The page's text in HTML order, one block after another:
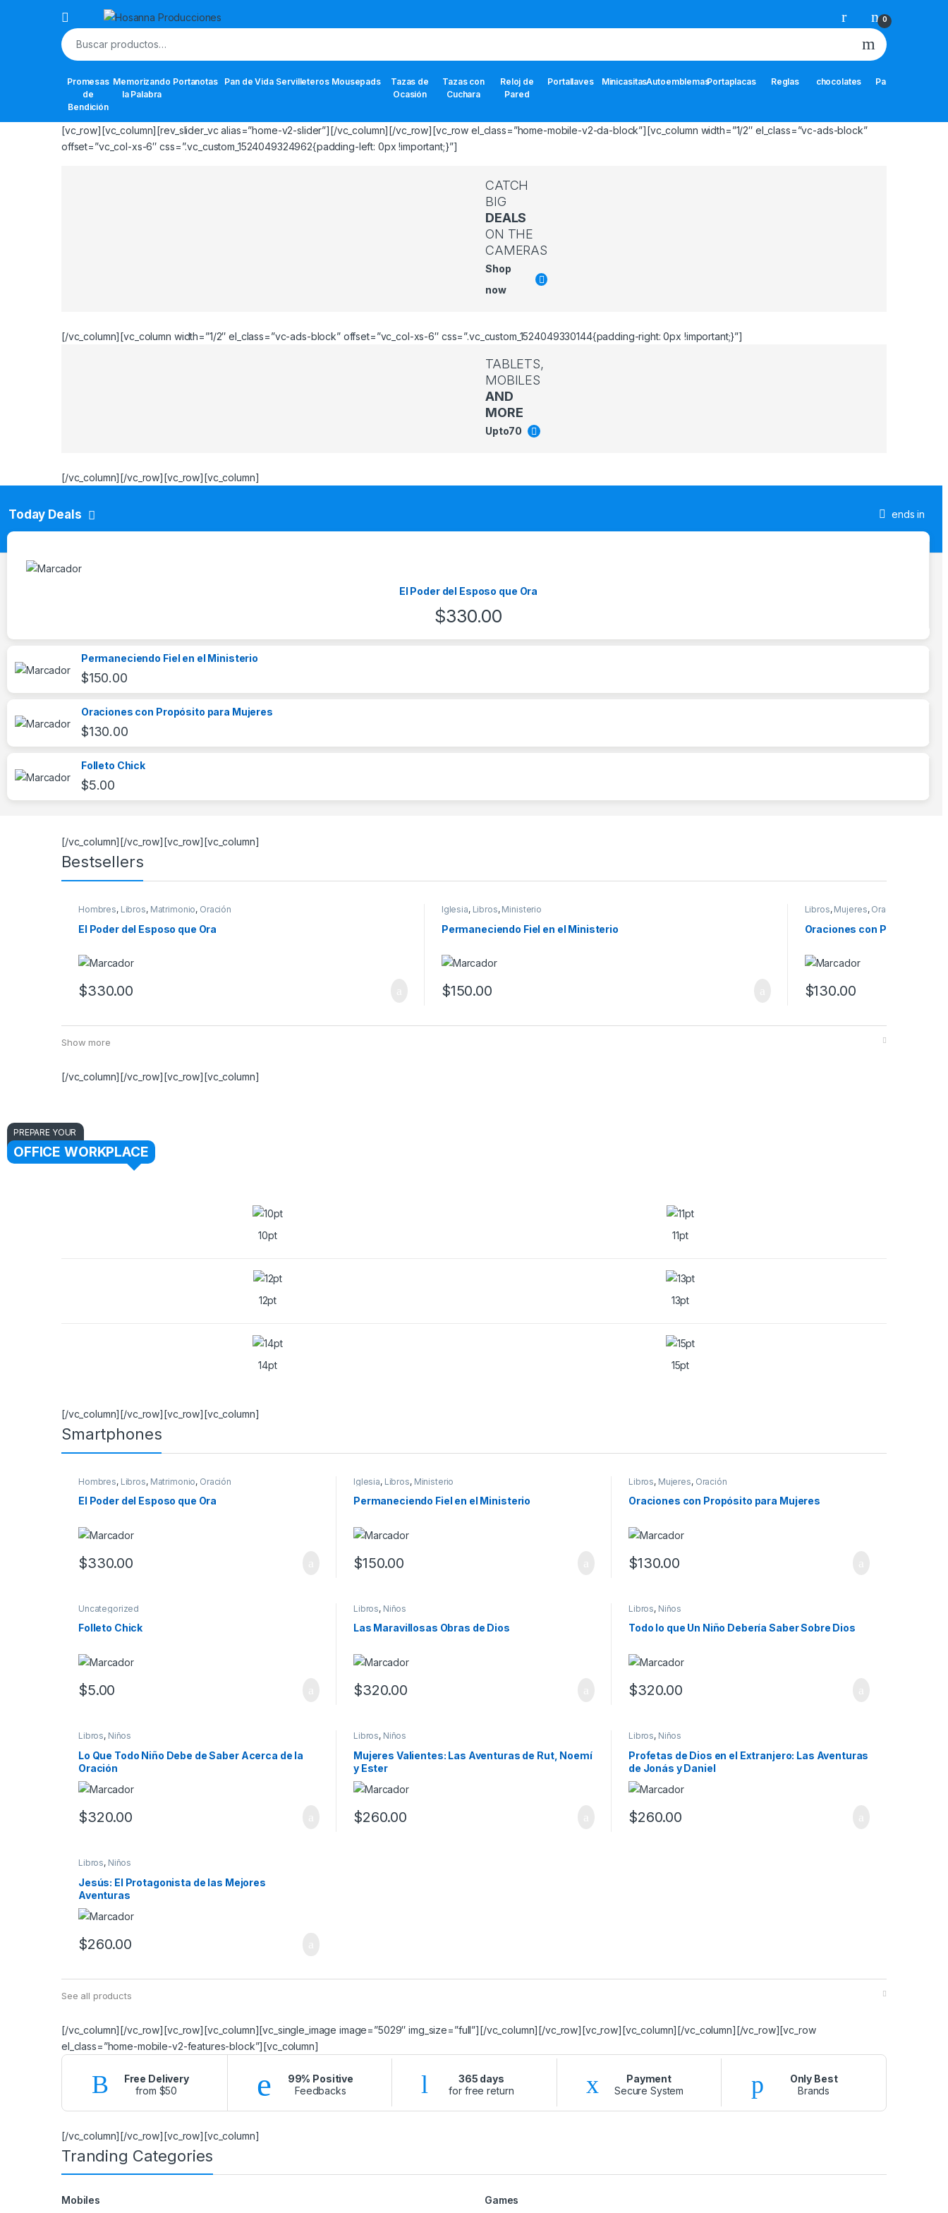
0
Buscar por:
Promesas
de
Bendición
Memorizando
la Palabra
Portanotas Pan de Vida Servilleteros Mousepads
Tazas de
Ocasión
Tazas con
Cuchara
Reloj de
Pared
Portallaves MinicasitasAutoemblemasPortaplacas Reglas chocolates Pastillas
[vc_row][vc_column][rev_slider_vc alias=”home-v2-slider”][/vc_column][/vc_row][vc_row el_class=”home-mobile-v2-da-block”][vc_column width=”1/2″ el_class=”vc-ads-block”
offset=”vc_col-xs-6″ css=”.vc_custom_1524049324962{padding-left: 0px !important;}”]
CATCH
BIG
DEALS
ON THE
CAMERAS
Shop
now
[/vc_column][vc_column width=”1/2″ el_class=”vc-ads-block” offset=”vc_col-xs-6″ css=”.vc_custom_1524049330144{padding-right: 0px !important;}”]
TABLETS,
MOBILES
AND
MORE
Upto70
[/vc_column][/vc_row][vc_row][vc_column]
Today Deals ends in
El Poder del Esposo que Ora
$330.00
Permaneciendo Fiel en el Ministerio
$150.00
Oraciones con Propósito para Mujeres
$130.00
Folleto Chick
$5.00
[/vc_column][/vc_row][vc_row][vc_column]
Bestsellers
Hombres, Libros, Matrimonio, Oración
El Poder del Esposo que Ora
$330.00
Iglesia, Libros, Ministerio
Permaneciendo Fiel en el Ministerio
$150.00
Libros, Mujeres, Oración
Oraciones con Propósito
$130.00
Show more
[/vc_column][/vc_row][vc_row][vc_column]
OFFICE WORKPLACE
PREPARE YOUR
10pt 11pt
12pt 13pt
14pt 15pt
[/vc_column][/vc_row][vc_row][vc_column]
Smartphones
Hombres, Libros, Matrimonio, Oración
El Poder del Esposo que Ora
$330.00
Iglesia, Libros, Ministerio
Permaneciendo Fiel en el Ministerio
$150.00
Libros, Mujeres, Oración
Oraciones con Propósito para Mujeres
$130.00
Uncategorized
Folleto Chick
$5.00
Libros, Niños
Las Maravillosas Obras de Dios
$320.00
Libros, Niños
Todo lo que Un Niño Debería Saber Sobre Dios
$320.00
Libros, Niños
Lo Que Todo Niño Debe de Saber Acerca de la
Oración
$320.00
Libros, Niños
Mujeres Valientes: Las Aventuras de Rut, Noemí
y Ester
$260.00
Libros, Niños
Profetas de Dios en el Extranjero: Las Aventuras
de Jonás y Daniel
$260.00
Libros, Niños
Jesús: El Protagonista de las Mejores
Aventuras
$260.00
See all products
[/vc_column][/vc_row][vc_row][vc_column][vc_single_image image=”5029″ img_size=”full”][/vc_column][/vc_row][vc_row][vc_column][/vc_column][/vc_row][vc_row
el_class=”home-mobile-v2-features-block”][vc_column]
Free Delivery
from $50
99% Positive
Feedbacks
365 days
for free return
Payment
Secure System
Only Best
Brands
[/vc_column][/vc_row][vc_row][vc_column]
Tranding Categories
Mobiles Games